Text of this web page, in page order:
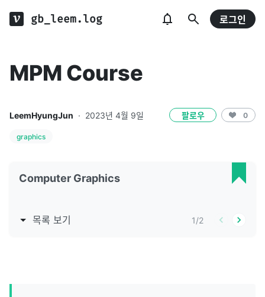
gb_leem.log 로그인
MPM Course
LeemHyungJun · 2023년 4월 9일 팔로우 0
graphics
Computer Graphics
목록 보기 1/2